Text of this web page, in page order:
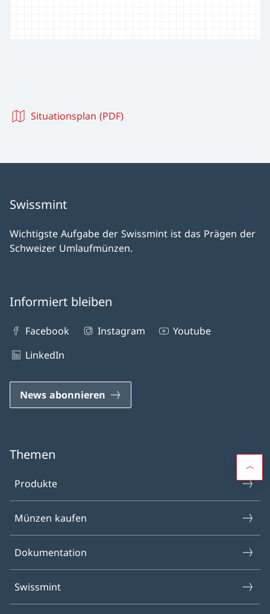
Situationsplan (PDF)
Swissmint
Wichtigste Aufgabe der Swissmint ist das Prägen der
Schweizer Umlaufmünzen.
Informiert bleiben
Facebook Instagram
Youtube
LinkedIn
News abonnieren
Themen
Produkte
Münzen kaufen
Dokumentation
Swissmint